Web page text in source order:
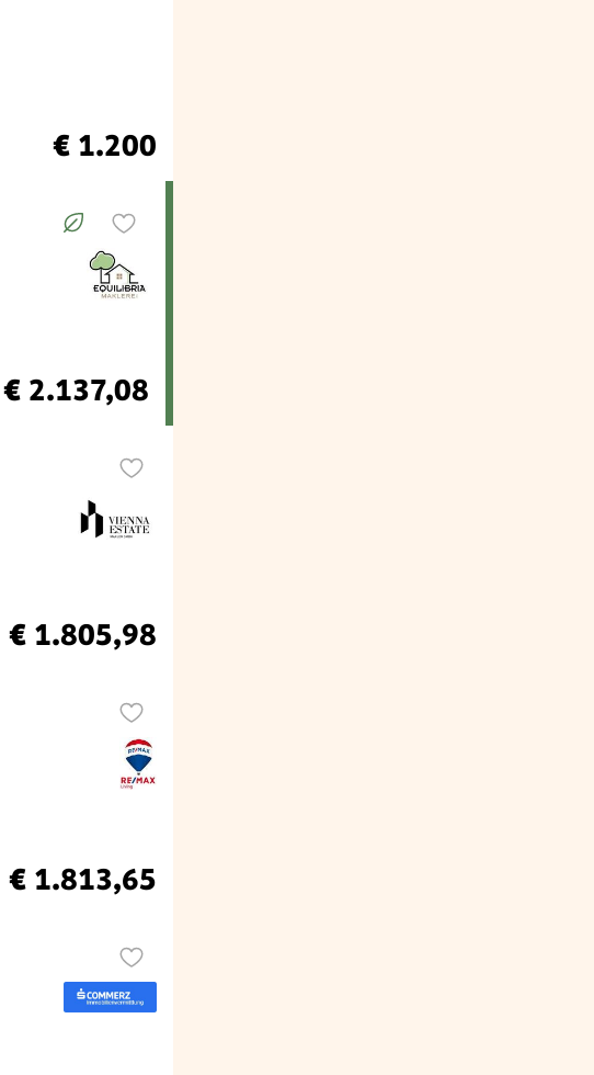
€ 1.200
€ 2.137,08
€ 1.805,98
€ 1.813,65